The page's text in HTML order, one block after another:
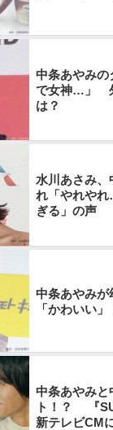
中条あやみの
で女神…」
は？
水川あさみ、
れ「やれや
ぎる」の声
中条あやみ
「かわいい
中条あやみと
ト！？ 『
新テレビCM